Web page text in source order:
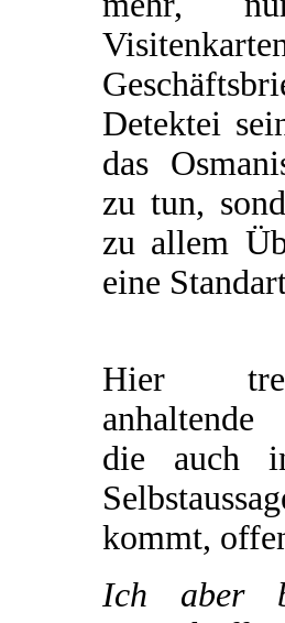
Detektei
das
zu tun,
zu allem
eine
Hier
anhaltende
die auch
kommt,
Ich aber